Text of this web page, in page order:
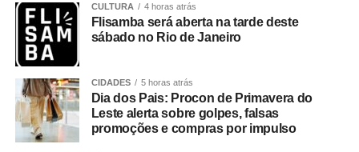
O desembargador Gustavo Tadeu Alkmim, da Seção
Especializada em Dissídios Coletivos (Sedic), pediu que
os patrões aumentem a oferta de reajuste para 5%, o
cidades de Duque de Caxias e Nova Iguaçu, na Baixada
Fluminense.
CULTURA 4 horas atrás
Flisamba será aberta na tarde deste
sábado no Rio de Janeiro
CIDADES 5 horas atrás
Dia dos Pais: Procon de Primavera do
Leste alerta sobre golpes, falsas
promoções e compras por impulso